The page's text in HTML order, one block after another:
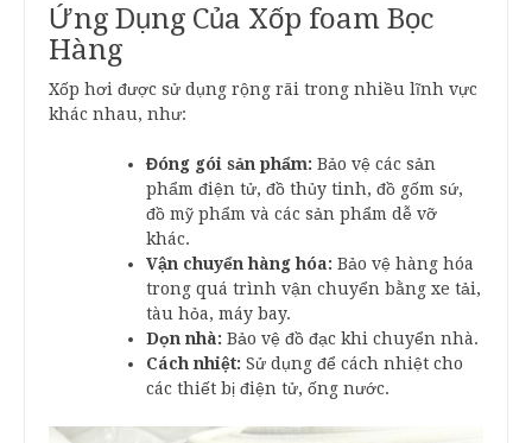
Ứng Dụng Của Xốp foam Bọc
Hàng
Xốp hơi được sử dụng rộng rãi trong nhiều lĩnh vực
khác nhau, như:
Đóng gói sản phẩm: Bảo vệ các sản
phẩm điện tử, đồ thủy tinh, đồ gốm sứ,
đồ mỹ phẩm và các sản phẩm dễ vỡ
khác.
Vận chuyển hàng hóa: Bảo vệ hàng hóa
trong quá trình vận chuyển bằng xe tải,
tàu hỏa, máy bay.
Dọn nhà: Bảo vệ đồ đạc khi chuyển nhà.
Cách nhiệt: Sử dụng để cách nhiệt cho
các thiết bị điện tử, ống nước.